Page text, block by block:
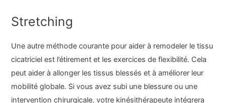
Stretching
Une autre méthode courante pour aider à remodeler le tissu
cicatriciel est l’étirement et les exercices de flexibilité. Cela
peut aider à allonger les tissus blessés et à améliorer leur
mobilité globale. Si vous avez subi une blessure ou une
intervention chirurgicale, votre kinésithérapeute intégrera